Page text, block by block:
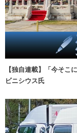
【独自連載】「今そ
ビニシウス氏